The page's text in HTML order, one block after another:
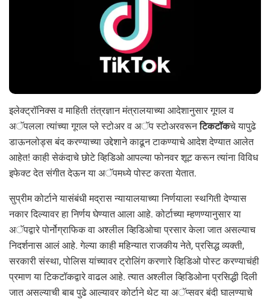
इलेक्ट्रॉनिक्स व माहिती तंत्रज्ञान मंत्रालयाच्या आदेशानुसार गूगल व
अॅपलला त्यांच्या गूगल प्ले स्टोअर व अॅप स्टोअरवरूनटिकटॉकचे यापुढे
डाऊनलोड्स बंद करण्याच्या उद्देशाने काढून टाकण्याचे आदेश देण्यात आलेत
आहेत! काही सेकंदाचे छोटे व्हिडिओ आपल्या फोनवर शूट करून त्यांना विविध
इफेक्ट देत संगीत देऊन या अॅपमध्ये पोस्ट करता येतात.
सुप्रीम कोर्टाने यासंबंधी मद्रास न्यायालयाच्या निर्णयाला स्थगिती देण्यास
नकार दिल्यावर हा निर्णय घेण्यात आला आहे. कोर्टाच्या म्हणण्यानुसार या
अॅपद्वारे पोर्नोग्राफिक वा अश्लील व्हिडिओचा प्रसार केला जात असल्याच
निदर्शनास आलं आहे. गेल्या काही महिन्यात राजकीय नेते, प्रसिद्ध व्यक्ती,
सरकारी संस्था, पोलिस यांच्यावर ट्रोलिंग करणारे व्हिडिओ पोस्ट करण्याचंही
प्रमाण या टिकटॉकद्वारे वाढल आहे. त्यात अश्लील व्हिडिओना प्रसिद्धी दिली
जात असल्याची बाब पुढे आल्यावर कोर्टाने थेट या अॅप्सवर बंदी घालण्याचे